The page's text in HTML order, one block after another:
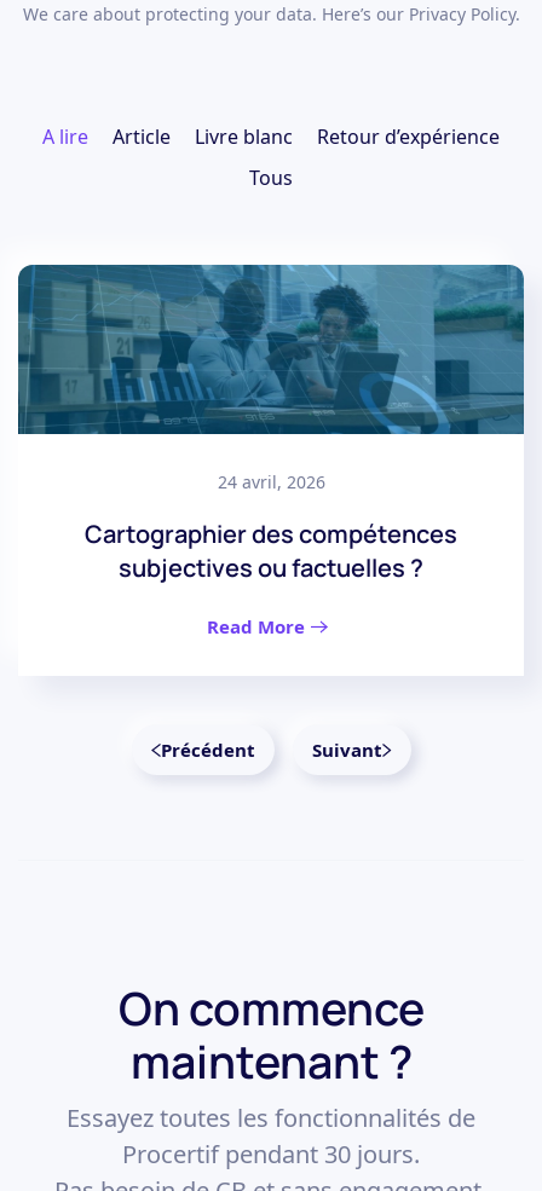
We care about protecting your data. Here’s our Privacy Policy.
A lire Article Livre blanc
Retour d’expérience
Tous
24 avril, 2026
Cartographier des compétences
subjectives ou factuelles ?
Read More
Précédent Suivant
On commence
maintenant ?
Essayez toutes les fonctionnalités de
Procertif pendant 30 jours.